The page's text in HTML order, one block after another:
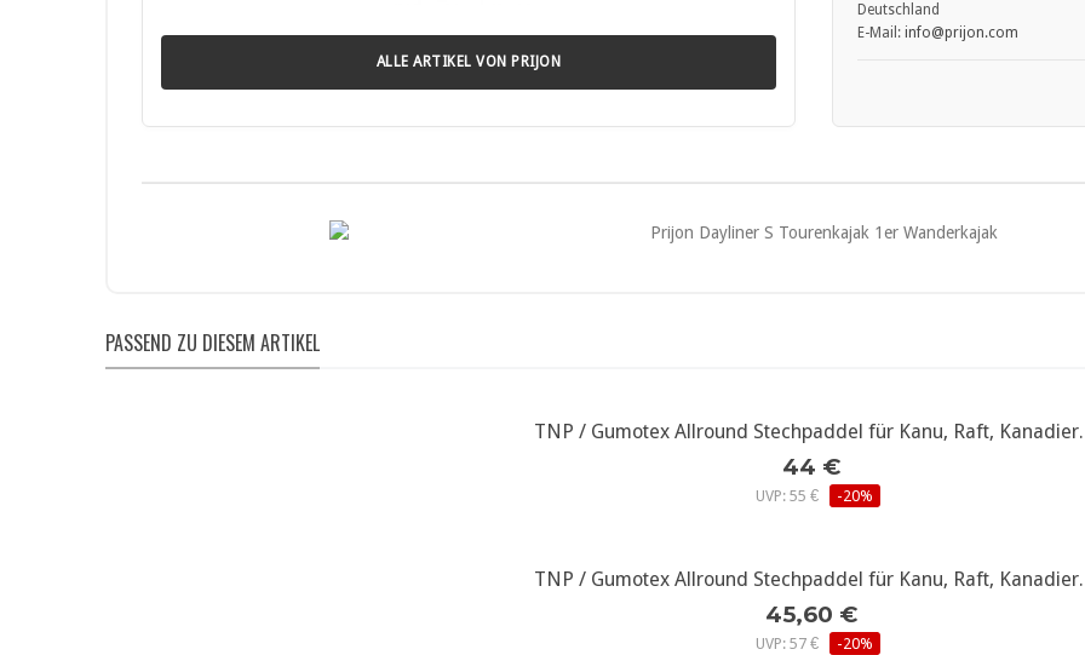
• Kajaks unterliegen je nach Bauart der CE-Kennzeichnungspflicht gemäß Sportbootrichtlinie 2013/53/EU.
ALLE ARTIKEL VON PRIJON
Deutschland
E-Mail: info@prijon.com
PASSEND ZU DIESEM ARTIKEL
weitere Infos...
TNP / Gumotex Allround Stechpaddel für Kanu, Raft,
44 €
UVP: 55 € -20%
weitere Infos...
TNP / Gumotex Allround Stechpaddel für Kanu, Raft,
45,60 €
UVP: 57 € -20%